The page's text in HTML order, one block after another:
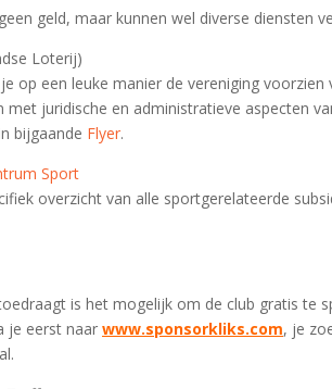
geld, maar kunnen wel diverse diensten
Loterij)
op een leuke manier de vereniging
juridische en administratieve aspecten
bijgaande Flyer.
Sport
overzicht van alle sportgerelateerde
is het mogelijk om de club gratis te
je eerst naar www.sponsorkliks.com, je